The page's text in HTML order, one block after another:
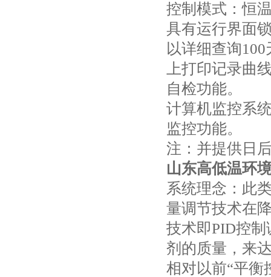
控制模式：恒
具有运行界面
以详细查询
上打印记录曲
自检功能。
计算机监控系
监控功能。
注：并提供日
山东高低温环
系统理念：此
量调节技术在
技术即PID控
剂的质量，来
相对以前“平衡